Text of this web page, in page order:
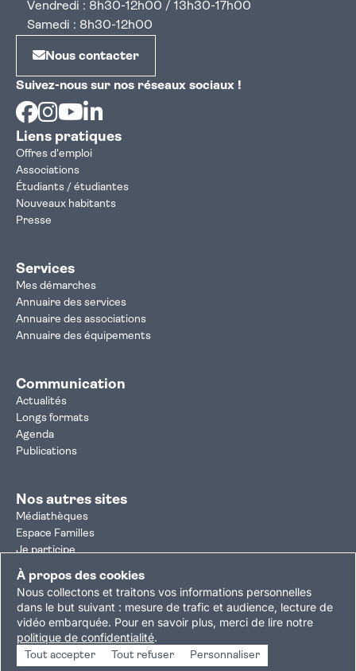
À propos des cookies
Nous collectons et traitons vos informations personnelles
dans le but suivant : mesure de trafic et audience, lecture de
vidéo embarquée. Pour en savoir plus, merci de lire notre
politique de confidentialité.
Tout accepter Tout refuser Personnaliser
Vendredi : 8h30-12h00 / 13h30-17h00
Samedi : 8h30-12h00
Nous contacter
Suivez-nous sur nos réseaux sociaux !
Facebook
Instagram
Youtube
Liens pratiques
Offres d'emploi
Associations
Étudiants / étudiantes
Nouveaux habitants
Presse
Services
Mes démarches
Annuaire des services
Annuaire des associations
Annuaire des équipements
Communication
Actualités
Longs formats
Agenda
Publications
Nos autres sites
Médiathèques
Espace Familles
Je participe
Autorisation d'urbanisme
Résultats électoraux
Plan du site Nous contacterMentions légales
Politique de confidentialitéAccessibilité : partiellement conforme
Gestion des cookies
Copyright © 2026 Ville de Villejuif